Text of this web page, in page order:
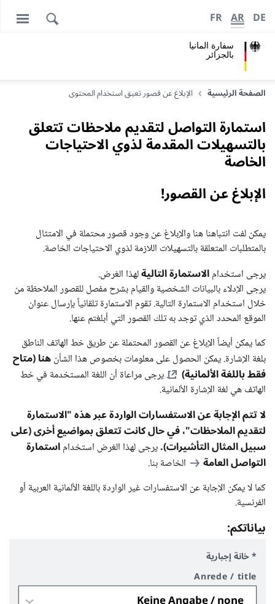
سفارة المانيا
بالجزائر
DE
AR
FR
الصفحة الرئيسية الإبلاغ عن قصور تعيق استخدام المحتوى
استمارة التواصل لتقديم ملاحظات تتعلق
بالتسهيلات المقدمة لذوي الاحتياجات
الخاصة
الإبلاغ عن القصور!
يمكن لفت انتباهنا هنا والإبلاغ عن وجود قصور محتملة في الامتثال
بالمتطلبات المتعلقة بالتسهيلات اللازمة لذوي الاحتياجات الخاصة.
يرجى استخدامالاستمارة التاليةلهذا الغرض.
يرجى الإدلاء بالبيانات الشخصية والقيام بشرح مفصل للقصور الملاحظة من
خلال استخدام الاستمارة التالية. تقوم الاستمارة تلقائياً بإرسال عنوان
الموقع المحدد الذي توجد به تلك القصور التي أبلغتم عنها.
كما يمكن أيضاً الإبلاغ عن القصور المحتملة عن طريق خط الهاتف الناطق
بلغة الإشارة. يمكن الحصول على معلومات بخصوص هذا الشأنهنا (متاح
فقط باللغة الألمانية)
. يرجى مراعاة أن اللغة المستخدمة في خط
الهاتف هي لغة الإشارة الألمانية.
لا تتم الإجابة عن الاستفسارات الواردة عبر هذه "الاستمارة
لتقديم الملاحظات"، في حال كانت تتعلق بمواضيع أخرى (على
سبيل المثال التأشيرات).يرجى لهذا الغرض استخداماستمارة
التواصل العامة
الخاصة بنا.
كما لا يمكن الإجابة عن الاستفسارات غير الواردة باللغة الألمانية العربية أو
الفرنسية.
بياناتكم:
* خانة إجبارية
Anrede / title